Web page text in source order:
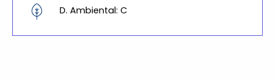
D. Ambiental: C